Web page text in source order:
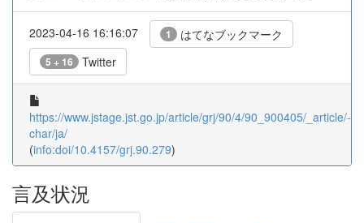
2023-04-16 16:16:07 1 はてなブックマーク
5 + 16 Twitter
https://www.jstage.jst.go.jp/article/grj/90/4/90_900405/_article/-
char/ja/
(info:doi/10.4157/grj.90.279)
言及状況